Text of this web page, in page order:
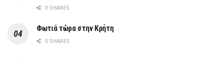
0 SHARES
Φωτιά τώρα στην Κρήτη
0 SHARES